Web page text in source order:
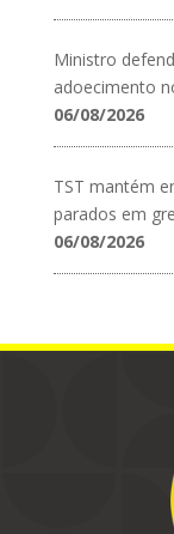
Ministro
adoecimento
06/08/2026
TST mantém
parados em
06/08/2026